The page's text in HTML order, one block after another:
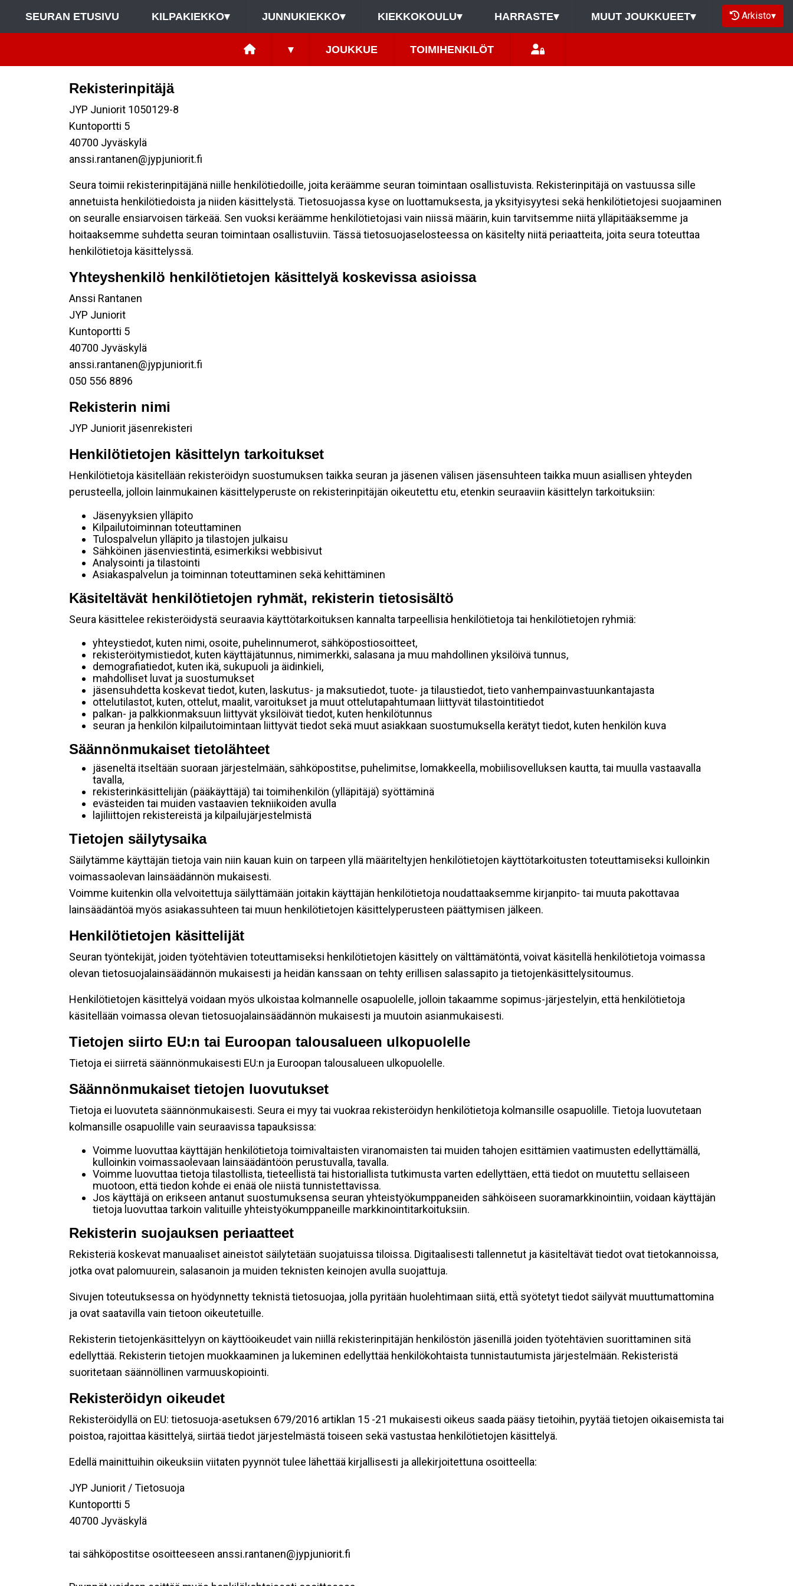
SEURAN ETUSIVU KILPAKIEKKO▾ JUNNUKIEKKO▾ KIEKKOKOULU▾ HARRASTE▾ MUUT JOUKKUEET▾ Arkisto▾
▾ JOUKKUE TOIMIHENKILÖT
Rekisterinpitäjä
JYP Juniorit 1050129-8
Kuntoportti 5
40700 Jyväskylä
anssi.rantanen@jypjuniorit.fi
Seura toimii rekisterinpitäjänä niille henkilötiedoille, joita keräämme seuran toimintaan osallistuvista. Rekisterinpitäjä on vastuussa sille
annetuista henkilötiedoista ja niiden käsittelystä. Tietosuojassa kyse on luottamuksesta, ja yksityisyytesi sekä henkilötietojesi suojaaminen
on seuralle ensiarvoisen tärkeää. Sen vuoksi keräämme henkilötietojasi vain niissä määrin, kuin tarvitsemme niitä ylläpitääksemme ja
hoitaaksemme suhdetta seuran toimintaan osallistuviin. Tässä tietosuojaselosteessa on käsitelty niitä periaatteita, joita seura toteuttaa
henkilötietoja käsittelyssä.
Yhteyshenkilö henkilötietojen käsittelyä koskevissa asioissa
Anssi Rantanen
JYP Juniorit
Kuntoportti 5
40700 Jyväskylä
anssi.rantanen@jypjuniorit.fi
050 556 8896
Rekisterin nimi
JYP Juniorit jäsenrekisteri
Henkilötietojen käsittelyn tarkoitukset
Henkilötietoja käsitellään rekisteröidyn suostumuksen taikka seuran ja jäsenen välisen jäsensuhteen taikka muun asiallisen yhteyden
perusteella, jolloin lainmukainen käsittelyperuste on rekisterinpitäjän oikeutettu etu, etenkin seuraaviin käsittelyn tarkoituksiin:
Jäsenyyksien ylläpito
Kilpailutoiminnan toteuttaminen
Tulospalvelun ylläpito ja tilastojen julkaisu
Sähköinen jäsenviestintä, esimerkiksi webbisivut
Analysointi ja tilastointi
Asiakaspalvelun ja toiminnan toteuttaminen sekä kehittäminen
Käsiteltävät henkilötietojen ryhmät, rekisterin tietosisältö
Seura käsittelee rekisteröidystä seuraavia käyttötarkoituksen kannalta tarpeellisia henkilötietoja tai henkilötietojen ryhmiä:
yhteystiedot, kuten nimi, osoite, puhelinnumerot, sähköpostiosoitteet,
rekisteröitymistiedot, kuten käyttäjätunnus, nimimerkki, salasana ja muu mahdollinen yksilöivä tunnus,
demografiatiedot, kuten ikä, sukupuoli ja äidinkieli,
mahdolliset luvat ja suostumukset
jäsensuhdetta koskevat tiedot, kuten, laskutus- ja maksutiedot, tuote- ja tilaustiedot, tieto vanhempainvastuunkantajasta
ottelutilastot, kuten, ottelut, maalit, varoitukset ja muut ottelutapahtumaan liittyvät tilastointitiedot
palkan- ja palkkionmaksuun liittyvät yksilöivät tiedot, kuten henkilötunnus
seuran ja henkilön kilpailutoimintaan liittyvät tiedot sekä muut asiakkaan suostumuksella kerätyt tiedot, kuten henkilön kuva
Säännönmukaiset tietolähteet
jäseneltä itseltään suoraan järjestelmään, sähköpostitse, puhelimitse, lomakkeella, mobiilisovelluksen kautta, tai muulla vastaavalla
tavalla,
rekisterinkäsittelijän (pääkäyttäjä) tai toimihenkilön (ylläpitäjä) syöttäminä
evästeiden tai muiden vastaavien tekniikoiden avulla
lajiliittojen rekistereistä ja kilpailujärjestelmistä
Tietojen säilytysaika
Säilytämme käyttäjän tietoja vain niin kauan kuin on tarpeen yllä määriteltyjen henkilötietojen käyttötarkoitusten toteuttamiseksi kulloinkin
voimassaolevan lainsäädännön mukaisesti.
Voimme kuitenkin olla velvoitettuja säilyttämään joitakin käyttäjän henkilötietoja noudattaaksemme kirjanpito- tai muuta pakottavaa
lainsäädäntöä myös asiakassuhteen tai muun henkilötietojen käsittelyperusteen päättymisen jälkeen.
Henkilötietojen käsittelijät
Seuran työntekijät, joiden työtehtävien toteuttamiseksi henkilötietojen käsittely on välttämätöntä, voivat käsitellä henkilötietoja voimassa
olevan tietosuojalainsäädännön mukaisesti ja heidän kanssaan on tehty erillisen salassapito ja tietojenkäsittelysitoumus.
Henkilötietojen käsittelyä voidaan myös ulkoistaa kolmannelle osapuolelle, jolloin takaamme sopimus-järjestelyin, että henkilötietoja
käsitellään voimassa olevan tietosuojalainsäädännön mukaisesti ja muutoin asianmukaisesti.
Tietojen siirto EU:n tai Euroopan talousalueen ulkopuolelle
Tietoja ei siirretä säännönmukaisesti EU:n ja Euroopan talousalueen ulkopuolelle.
Säännönmukaiset tietojen luovutukset
Tietoja ei luovuteta säännönmukaisesti. Seura ei myy tai vuokraa rekisteröidyn henkilötietoja kolmansille osapuolille. Tietoja luovutetaan
kolmansille osapuolille vain seuraavissa tapauksissa:
Voimme luovuttaa käyttäjän henkilötietoja toimivaltaisten viranomaisten tai muiden tahojen esittämien vaatimusten edellyttämällä,
kulloinkin voimassaolevaan lainsäädäntöön perustuvalla, tavalla.
Voimme luovuttaa tietoja tilastollista, tieteellistä tai historiallista tutkimusta varten edellyttäen, että tiedot on muutettu sellaiseen
muotoon, että tiedon kohde ei enää ole niistä tunnistettavissa.
Jos käyttäjä on erikseen antanut suostumuksensa seuran yhteistyökumppaneiden sähköiseen suoramarkkinointiin, voidaan käyttäjän
tietoja luovuttaa tarkoin valituille yhteistyökumppaneille markkinointitarkoituksiin.
Rekisterin suojauksen periaatteet
Rekisteriä koskevat manuaaliset aineistot säilytetään suojatuissa tiloissa. Digitaalisesti tallennetut ja käsiteltävät tiedot ovat tietokannoissa,
jotka ovat palomuurein, salasanoin ja muiden teknisten keinojen avulla suojattuja.
Sivujen toteutuksessa on hyödynnetty teknistä tietosuojaa, jolla pyritään huolehtimaan siitä, että̈ syötetyt tiedot säilyvät muuttumattomina
ja ovat saatavilla vain tietoon oikeutetuille.
Rekisterin tietojenkäsittelyyn on käyttöoikeudet vain niillä rekisterinpitäjän henkilöstön jäsenillä joiden työtehtävien suorittaminen sitä
edellyttää. Rekisterin tietojen muokkaaminen ja lukeminen edellyttää henkilökohtaista tunnistautumista järjestelmään. Rekisteristä
suoritetaan säännöllinen varmuuskopiointi.
Rekisteröidyn oikeudet
Rekisteröidyllä on EU: tietosuoja-asetuksen 679/2016 artiklan 15 -21 mukaisesti oikeus saada pääsy tietoihin, pyytää tietojen oikaisemista tai
poistoa, rajoittaa käsittelyä, siirtää tiedot järjestelmästä toiseen sekä vastustaa henkilötietojen käsittelyä.
Edellä mainittuihin oikeuksiin viitaten pyynnöt tulee lähettää kirjallisesti ja allekirjoitettuna osoitteella:
JYP Juniorit / Tietosuoja
Kuntoportti 5
40700 Jyväskylä
tai sähköpostitse osoitteeseen anssi.rantanen@jypjuniorit.fi